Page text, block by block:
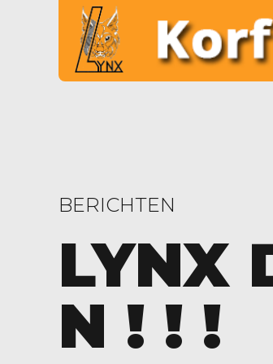
BERICHTEN
LYNX
N ! ! !